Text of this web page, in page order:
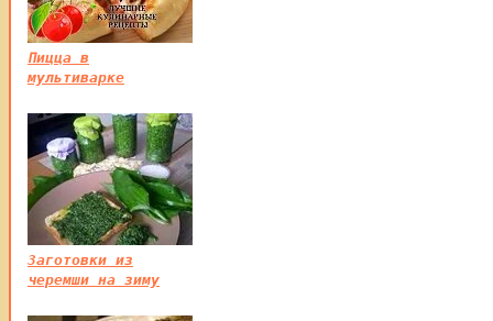
Пицца в
мультиварке
Заготовки из
черемши на зиму